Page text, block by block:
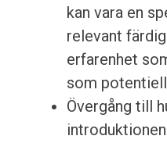
kan vara en
relevant
erfarenhet
som
Övergång till